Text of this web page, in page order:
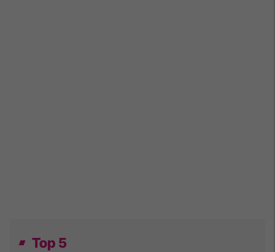
Top 5